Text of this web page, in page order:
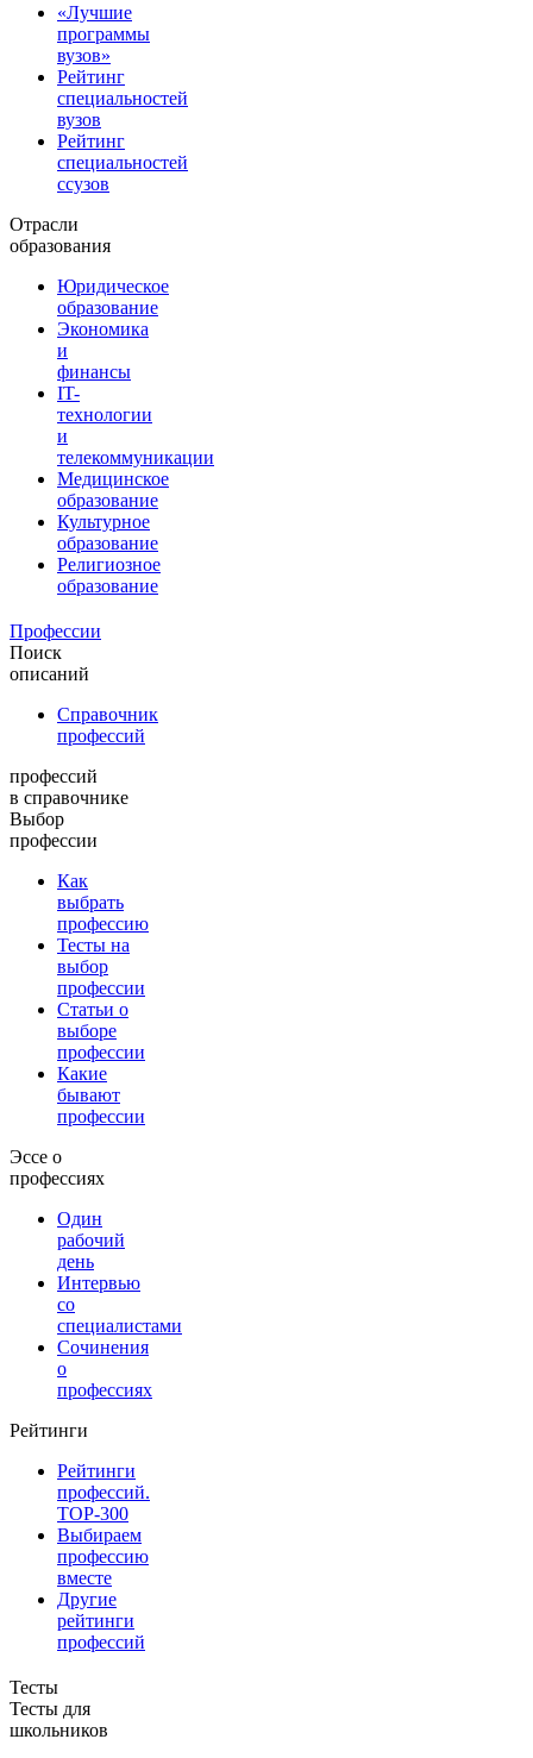
«Лучшие
программы
вузов»
Рейтинг
специальностей
вузов
Рейтинг
специальностей
ссузов
Отрасли
образования
Юридическое
образование
Экономика
и
финансы
IT-
технологии
и
телекоммуникации
Медицинское
образование
Культурное
образование
Религиозное
образование
Профессии
Поиск
описаний
Справочник
профессий
профессий
в справочнике
Выбор
профессии
Как
выбрать
профессию
Тесты на
выбор
профессии
Статьи о
выборе
профессии
Какие
бывают
профессии
Эссе о
профессиях
Один
рабочий
день
Интервью
со
специалистами
Сочинения
о
профессиях
Рейтинги
Рейтинги
профессий.
TOP-300
Выбираем
профессию
вместе
Другие
рейтинги
профессий
Тесты
Тесты для
школьников